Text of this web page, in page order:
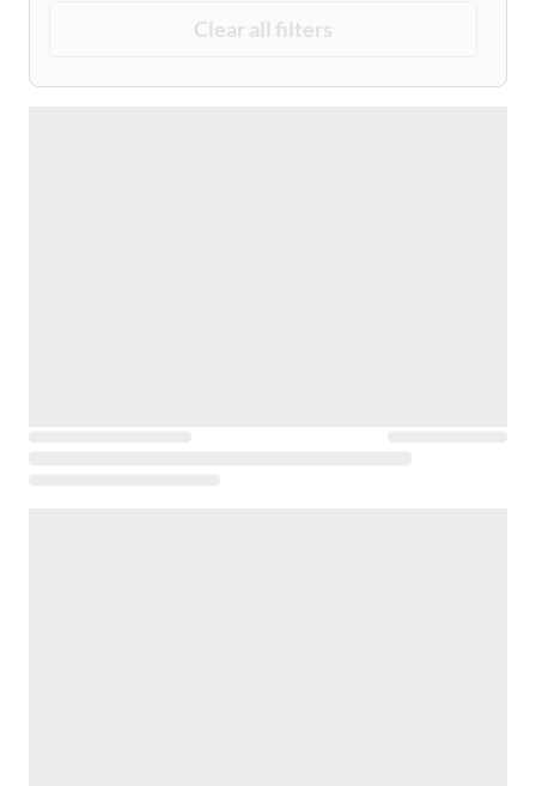
Clear all filters